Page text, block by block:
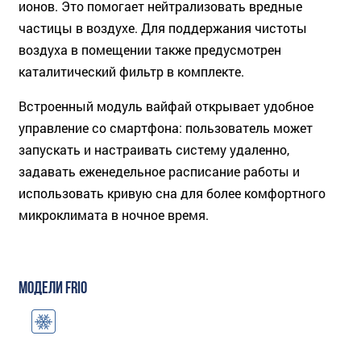
ионов. Это помогает нейтрализовать вредные
частицы в воздухе. Для поддержания чистоты
воздуха в помещении также предусмотрен
каталитический фильтр в комплекте.
Встроенный модуль вайфай открывает удобное
управление со смартфона: пользователь может
запускать и настраивать систему удаленно,
задавать еженедельное расписание работы и
использовать кривую сна для более комфортного
микроклимата в ночное время.
МОДЕЛИ FRIO